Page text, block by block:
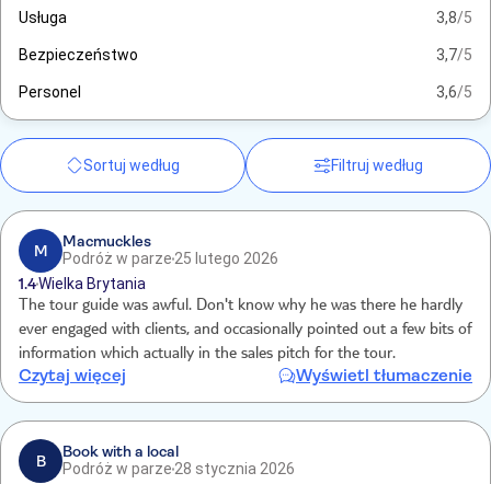
Usługa 3,8/5
Bezpieczeństwo 3,7/5
Personel 3,6/5
Sortuj według Filtruj według
M
Macmuckles
Podróż w parze25 lutego 2026
1.4Wielka Brytania
The tour guide was awful. Don't know why he was there he hardly
ever engaged with clients, and occasionally pointed out a few bits of
information which actually in the sales pitch for the tour.
Czytaj więcej Wyświetl tłumaczenie
B
Book with a local
Podróż w parze28 stycznia 2026